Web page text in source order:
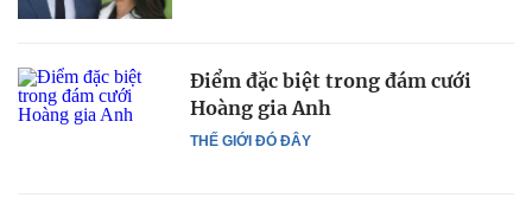
THẾ GIỚI ĐÓ ĐÂY
Điểm đặc biệt trong đám cưới
Hoàng gia Anh